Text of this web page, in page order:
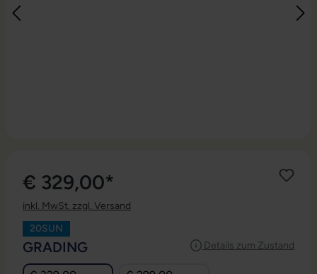
€ 329,00*
inkl. MwSt. zzgl. Versand
20SUN
Details zum Zustand
GRADING